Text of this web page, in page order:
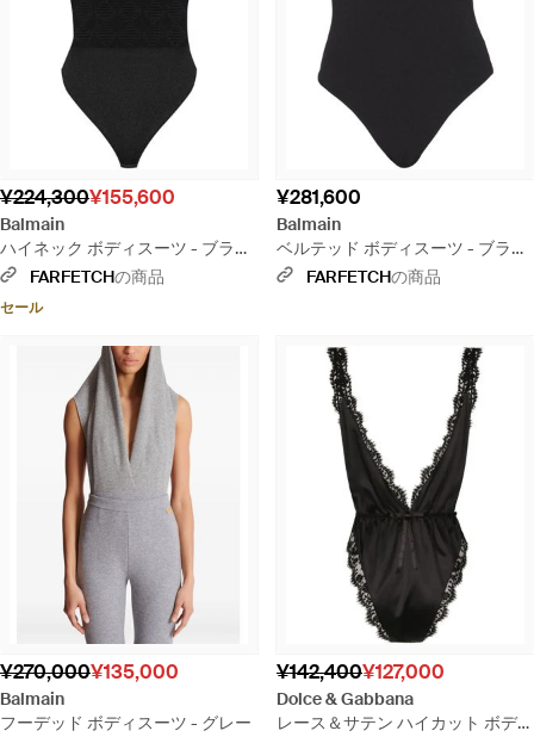
¥224,300¥155,600
Balmain
ハイネック ボディスーツ - ブラッ
ク
FARFETCHの商品
セール
¥281,600
Balmain
ベルテッド ボディスーツ - ブラッ
ク
FARFETCHの商品
¥270,000¥135,000
Balmain
フーデッド ボディスーツ - グレー
¥142,400¥127,000
Dolce & Gabbana
レース＆サテン ハイカット ボディ